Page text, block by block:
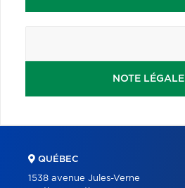
NOTE LÉGALE
QUÉBEC
1538 avenue Jules-Verne